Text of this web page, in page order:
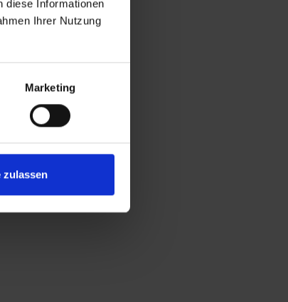
diese Informationen
Ihrer Nutzung
Marketing
zulassen